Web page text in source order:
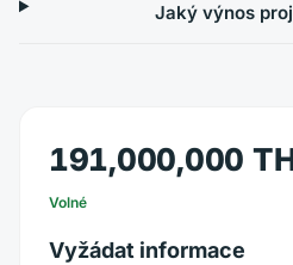
Jaký výnos
191,000,000
Volné
Vyžádat informace